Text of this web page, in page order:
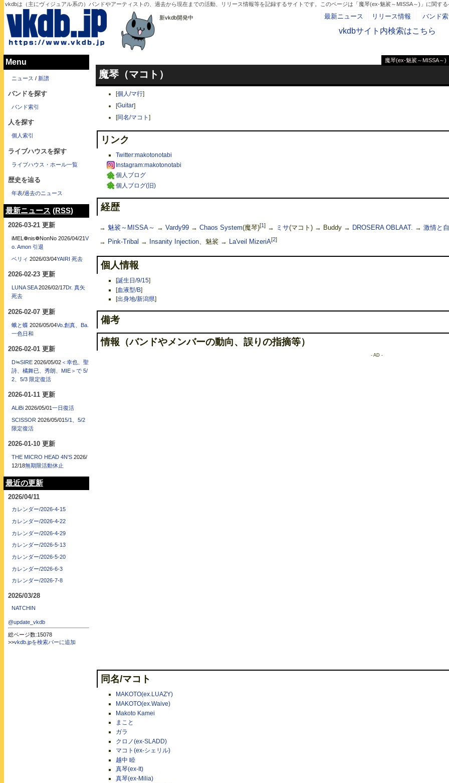
vkdbは（主にヴィジュアル系の）バンドやアーティストの、過去から現在までの活動、リリース情報等を記録するサイトです。このページは「魔琴(ex-魅裟～MISSA～)」に関す
新vkdb開発中 最新ニュース リリース情報 バンド
vkdbサイト内検索はこちら
魔琴(ex-魅裟～MISSA～)
魔琴（マコト）
[個人/マ行]
[Guitar]
[同名/マコト ]
リンク
Twitter:makotonotabi
Instagram:makotonotabi
個人ブログ
個人ブログ(旧)
経歴
→ 魅裟～MISSA～ → Vardy99→ Chaos System(魔琴)[1 ]→ ミサ(マコト) → Buddy → DROSERA OBLAAT. → 激情と
→ Pink-Tribal → Insanity Injection、魅裟 → La'veil MizeriA[2]
個人情報
[誕生日/9/15]
[血液型/B]
[出身地/新潟県]
備考
情報（バンドやメンバーの動向、誤りの指摘等）
- AD -
同名/マコト
MAKOTO(ex.LUAZY)
MAKOTO(ex.Waive)
Makoto Kamei
まこと
ガラ
クロノ(ex-SLADD)
マコト(ex-シェリル)
越中 睦
真琴(ex-It)
真琴(ex-Milia)
Menu
ニュース / 新譜
バンドを探す
バンド索引
人を探す
個人索引
ライブハウスを探す
ライブハウス・ホール一覧
歴史を辿る
年表/過去のニュース
最新ニュース (RSS)
2026-03-21 更新
iMEL❁nis❁NonNo 2026/04/21 V
o. Amon 引退
ベリィ 2026/03/04YAIRI 死去
2026-02-23 更新
LUNA SEA 2026/02/17Dr. 真矢
死去
2026-02-07 更新
蛾と蝶 2026/05/04Vo.創真、Ba.
一色日和
2026-02-01 更新
D≒SIRE 2026/05/02＜幸也、聖
詩、橘舞已、秀朗、MIE＞で 5/
2、5/3 限定復活
2026-01-11 更新
ALiBi 2026/05/01一日復活
SCISSOR 2026/05/015/1、5/2
限定復活
2026-01-10 更新
THE MICRO HEAD 4N'S 2026/
12/18無期限活動休止
最近の更新
2026/04/11
カレンダー/2026-4-15
カレンダー/2026-4-22
カレンダー/2026-4-29
カレンダー/2026-5-13
カレンダー/2026-5-20
カレンダー/2026-6-3
カレンダー/2026-7-8
2026/03/28
NATCHIN
@update_vkdb
総ページ数:15078
>>vkdb.jpを検索バーに追加